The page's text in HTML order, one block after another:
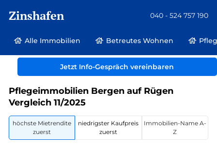
Zinshafen 040 - 524 757 190
Alle Immobilien Betreutes Wohnen
Jetzt Info-Gespräch vereinbaren
Betreutes Wohnen und Pflegeimmobilien
Deutschland
Mecklenburg-Vorpommern
Bergen auf Rügen
Pflegeimmobilien Bergen auf Rügen
Vergleich 11/2025
höchste Mietrendite
zuerst
niedrigster Kaufpreis
zuerst
Immobilien-Name A-
Z